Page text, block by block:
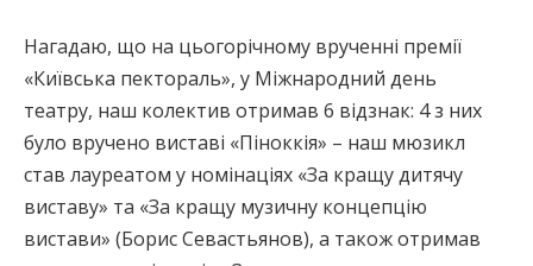
Нагадаю, що на цьогорічному врученні премії
«Київська пектораль», у Міжнародний день
театру, наш колектив отримав 6 відзнак: 4 з них
було вручено виставі «Піноккія» – наш мюзикл
став лауреатом у номінаціях «За кращу дитячу
виставу» та «За кращу музичну концепцію
вистави» (Борис Севастьянов), а також отримав